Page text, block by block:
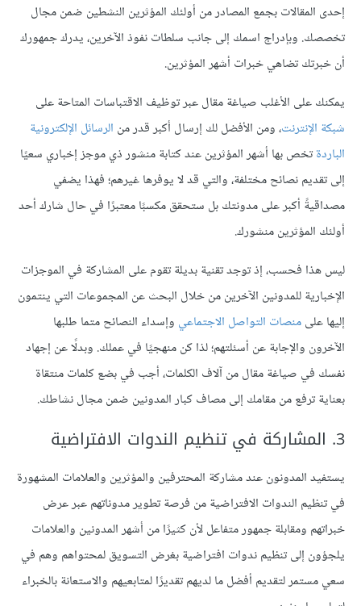
إحدى المقالات بجمع المصادر من أولئك المؤثرين النشطين ضمن مجال
تخصصك. وبإدراج اسمك إلى جانب سلطات نفوذ الآخرين، يدرك جمهورك
أن خبرتك تضاهي خبرات أشهر المؤثرين.
يمكنك على الأغلب صياغة مقال عبر توظيف الاقتباسات المتاحة على
شبكة الإنترنت، ومن الأفضل لك إرسال أكبر قدر من الرسائل الإلكترونية
الباردةتخص بها أشهر المؤثرين عند كتابة منشور ذي موجز إخباري سعيًا
إلى تقديم نصائح مختلفة، والتي قد لا يوفرها غيرهم؛ فهذا يضفي
مصداقيةً أكبر على مدونتك بل ستحقق مكسبًا معتبرًا في حال شارك أحد
أولئك المؤثرين منشورك.
ليس هذا فحسب، إذ توجد تقنية بديلة تقوم على المشاركة في الموجزات
الإخبارية للمدونين الآخرين من خلال البحث عن المجموعات التي ينتمون
إليها علىمنصات التواصل الاجتماعي وإسداء النصائح متما طلبها
الآخرون والإجابة عن أسئلتهم؛ لذا كن منهجيًا في عملك. وبدلًا عن إجهاد
نفسك في صياغة مقال من آلاف الكلمات، أجب في بضع كلمات منتقاة
بعناية ترفع من مقامك إلى مصاف كبار المدونين ضمن مجال نشاطك.
يستفيد المدونون عند مشاركة المحترفين والمؤثرين والعلامات المشهورة
في تنظيم الندوات الافتراضية من فرصة تطوير مدوناتهم عبر عرض
خبراتهم ومقابلة جمهور متفاعل لأن كثيرًا من أشهر المدونين والعلامات
يلجؤون إلى تنظيم ندوات افتراضية بغرض التسويق لمحتواهم وهم في
سعي مستمر لتقديم أفضل ما لديهم تقديرًا لمتابعيهم والاستعانة بالخبراء